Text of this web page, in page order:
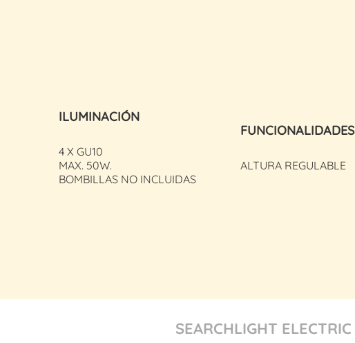
ILUMINACIÓN
4 X GU10
MAX. 50W.
BOMBILLAS NO INCLUIDAS
FUNCIONALIDADES
ALTURA REGULABLE
SEARCHLIGHT ELECTRIC